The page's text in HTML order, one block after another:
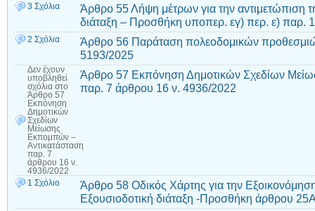
3 Σχόλια
Άρθρο 55 Λήψη μέτρων για την αντιμετώπιση
διάταξη – Προσθήκη υποπερ. εγ) περ. ε) παρ.
2 Σχόλια
Άρθρο 56 Παράταση πολεοδομικών
5193/2025
Δεν έχουν
υποβληθεί
σχόλια στο
Άρθρο 57
Εκπόνηση
Δημοτικών
Σχεδίων
Μείωσης
Εκπομπών –
Αντικατάσταση
παρ. 7
άρθρου 16 ν.
4936/2022
Άρθρο 57 Εκπόνηση Δημοτικών Σχεδίων
παρ. 7 άρθρου 16 ν. 4936/2022
1 Σχόλιο
Άρθρο 58 Οδικός Χάρτης για την
Εξουσιοδοτική διάταξη -Προσθήκη άρθρου